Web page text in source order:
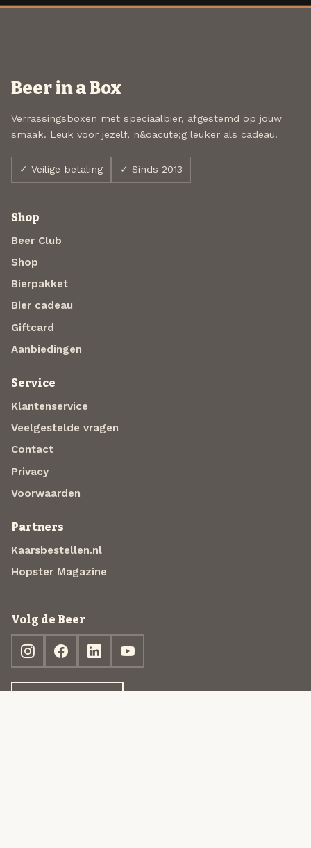
Beer in a Box
Verrassingsboxen met speciaalbier, afgestemd op jouw
smaak. Leuk voor jezelf, n&oacute;g leuker als cadeau.
✓ Veilige betaling ✓ Sinds 2013
Shop
Beer Club
Shop
Bierpakket
Bier cadeau
Giftcard
Aanbiedingen
Service
Klantenservice
Veelgestelde vragen
Contact
Privacy
Voorwaarden
Partners
Kaarsbestellen.nl
Hopster Magazine
Volg de Beer